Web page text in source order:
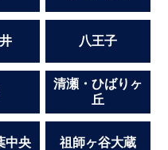
八王子
清瀬・ひばりヶ
丘
中央 祖師ヶ谷大蔵